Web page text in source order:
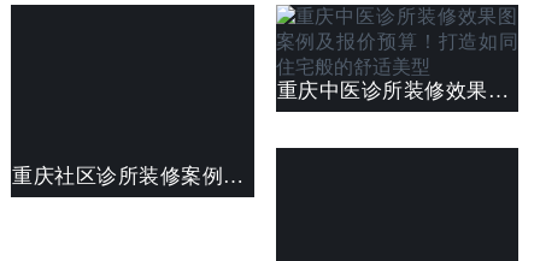
重庆社区诊所装修案例效果图及费用清单
重庆中医诊所装修效果图案例及报价预算！打造如同住宅般的舒适美型